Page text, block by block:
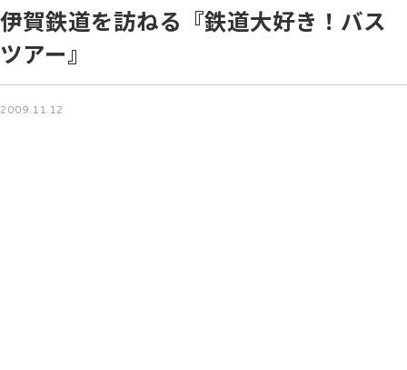
伊賀鉄道を訪ねる『鉄道大好き！バス
ツアー』
2009.11.12